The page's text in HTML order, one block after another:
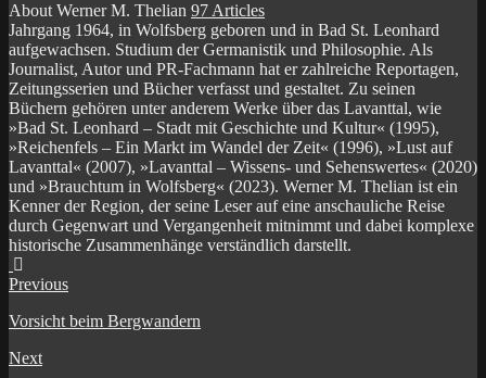
About Werner M. Thelian 97 Articles
Jahrgang 1964, in Wolfsberg geboren und in Bad St. Leonhard
aufgewachsen. Studium der Germanistik und Philosophie. Als
Journalist, Autor und PR-Fachmann hat er zahlreiche Reportagen,
Zeitungsserien und Bücher verfasst und gestaltet. Zu seinen
Büchern gehören unter anderem Werke über das Lavanttal, wie
»Bad St. Leonhard – Stadt mit Geschichte und Kultur« (1995),
»Reichenfels – Ein Markt im Wandel der Zeit« (1996), »Lust auf
Lavanttal« (2007), »Lavanttal – Wissens- und Sehenswertes« (2020)
und »Brauchtum in Wolfsberg« (2023). Werner M. Thelian ist ein
Kenner der Region, der seine Leser auf eine anschauliche Reise
durch Gegenwart und Vergangenheit mitnimmt und dabei komplexe
historische Zusammenhänge verständlich darstellt.
Website
Previous
Vorsicht beim Bergwandern
Next